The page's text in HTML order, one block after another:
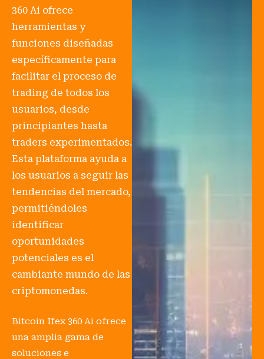
360 Ai ofrece
herramientas y
funciones diseñadas
específicamente para
facilitar el proceso de
trading de todos los
usuarios, desde
principiantes hasta
traders experimentados.
Esta plataforma ayuda a
los usuarios a seguir las
tendencias del mercado,
permitiéndoles
identificar
oportunidades
potenciales es el
cambiante mundo de las
criptomonedas.
Bitcoin Ifex 360 Ai ofrece
una amplia gama de
soluciones e